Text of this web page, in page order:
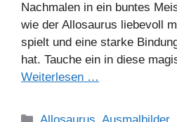
Nachmalen in ein buntes
wie der Allosaurus liebevoll
spielt und eine starke
hat. Tauche ein in diese
Weiterlesen …
Kategorien